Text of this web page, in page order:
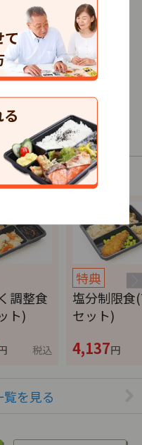
て
3.5
口コミ132
注文
ます。
調整食
ト)
税込
特典
塩分制限食
セット)
4,137円
を見る